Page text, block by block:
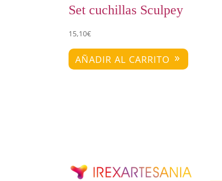
Set cuchillas Sculpey
15,10€
AÑADIR AL CARRITO